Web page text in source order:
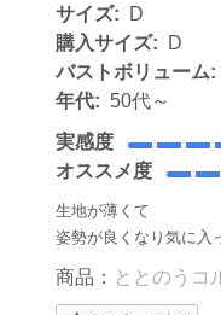
サイズ:
D
購入サイズ:
D
バストボリューム:
年代: 50代～
実感度
オススメ度
生地が薄くて
姿勢が良くなり気に入
商品： ととのうコ